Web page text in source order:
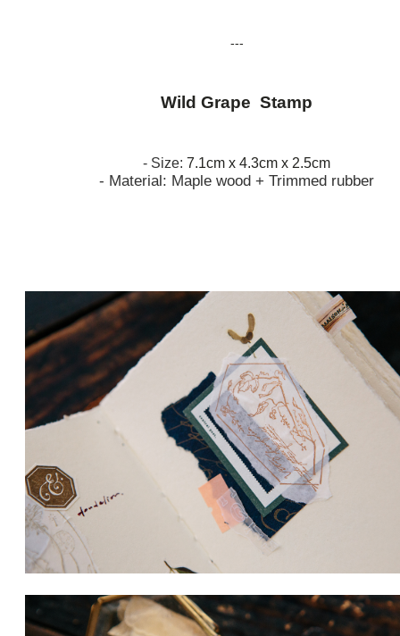
---
Wild Grape Stamp
- Size: 7.1cm x 4.3cm x 2.5cm
- Material: Maple wood + Trimmed rubber